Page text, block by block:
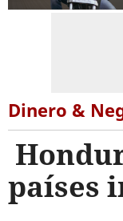
Dinero &
países